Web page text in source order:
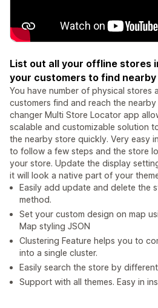
List out all your offline stores
your customers to find
You have number of physical stores
customers find and reach the
changer Multi Store Locator app
scalable and customizable solution
the nearby store quickly. Very easy
to follow a few steps and the store
your store. Update the display
it will look a native part of your
Easily add update and delete the
method.
Set your custom design on map
Map styling JSON
Clustering Feature helps you to
into a single cluster.
Easily search the store by
Support with all themes. Easy in